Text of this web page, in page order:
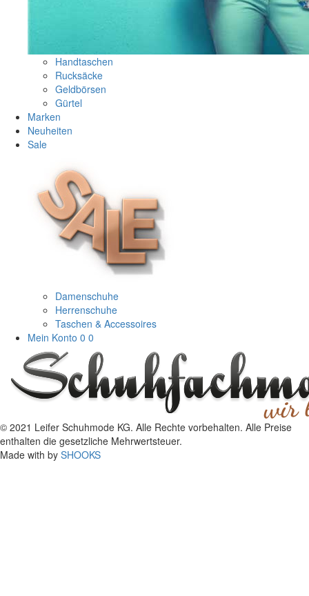
Handtaschen
Rucksäcke
Geldbörsen
Gürtel
Marken
Neuheiten
Sale
Damenschuhe
Herrenschuhe
Taschen & Accessoires
Mein Konto 0 0
© 2021 Leifer Schuhmode KG. Alle Rechte vorbehalten. Alle Preise
enthalten die gesetzliche Mehrwertsteuer.
Made with by SHOOKS